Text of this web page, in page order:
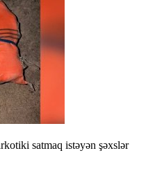
satmaq istəyən şəxslər